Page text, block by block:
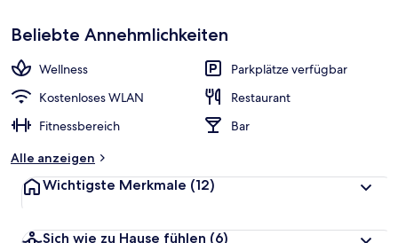
beliebt
b
r
Beliebte Annehmlichkeiten
Wellness
Parkplätze verfügbar
Kostenloses WLAN
Restaurant
Fitnessbereich
Bar
Alle anzeigen
Wichtigste Merkmale (12)
Sich wie zu Hause fühlen (6)